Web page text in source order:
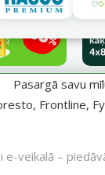
Pasargā savu
Frontline,
e-veikalā –